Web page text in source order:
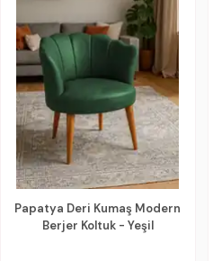
Papatya Deri Kumaş Modern
Berjer Koltuk - Yeşil